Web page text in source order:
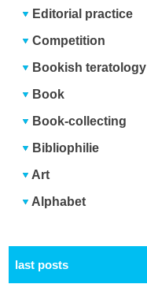
Editorial practice
Competition
Bookish teratology
Book
Book-collecting
Bibliophilie
Art
Alphabet
last posts